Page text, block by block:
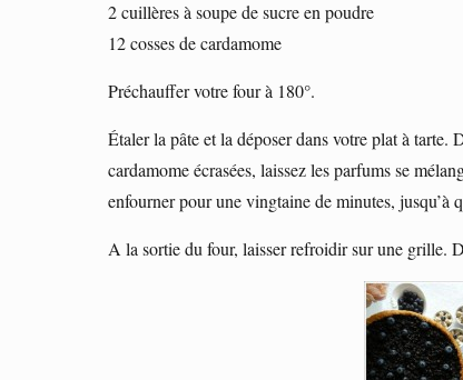
2 cuillères à soupe de sucre en poudre
12 cosses de cardamome
Préchauffer votre four à 180°.
Étaler la pâte et la déposer dans votre plat à tarte.
cardamome écrasées, laissez les parfums se
enfourner pour une vingtaine de minutes, jusqu’à
A la sortie du four, laisser refroidir sur une grille.